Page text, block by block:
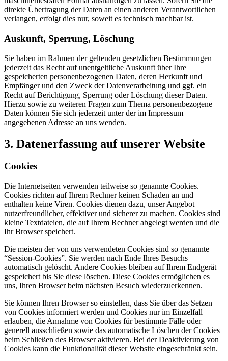
direkte Übertragung der Daten an einen anderen Verantwortlichen
verlangen, erfolgt dies nur, soweit es technisch machbar ist.
Auskunft, Sperrung, Löschung
Sie haben im Rahmen der geltenden gesetzlichen Bestimmungen
jederzeit das Recht auf unentgeltliche Auskunft über Ihre
gespeicherten personenbezogenen Daten, deren Herkunft und
Empfänger und den Zweck der Datenverarbeitung und ggf. ein
Recht auf Berichtigung, Sperrung oder Löschung dieser Daten.
Hierzu sowie zu weiteren Fragen zum Thema personenbezogene
Daten können Sie sich jederzeit unter der im Impressum
angegebenen Adresse an uns wenden.
3. Datenerfassung auf unserer Website
Cookies
Die Internetseiten verwenden teilweise so genannte Cookies.
Cookies richten auf Ihrem Rechner keinen Schaden an und
enthalten keine Viren. Cookies dienen dazu, unser Angebot
nutzerfreundlicher, effektiver und sicherer zu machen. Cookies sind
kleine Textdateien, die auf Ihrem Rechner abgelegt werden und die
Ihr Browser speichert.
Die meisten der von uns verwendeten Cookies sind so genannte
“Session-Cookies”. Sie werden nach Ende Ihres Besuchs
automatisch gelöscht. Andere Cookies bleiben auf Ihrem Endgerät
gespeichert bis Sie diese löschen. Diese Cookies ermöglichen es
uns, Ihren Browser beim nächsten Besuch wiederzuerkennen.
Sie können Ihren Browser so einstellen, dass Sie über das Setzen
von Cookies informiert werden und Cookies nur im Einzelfall
erlauben, die Annahme von Cookies für bestimmte Fälle oder
generell ausschließen sowie das automatische Löschen der Cookies
beim Schließen des Browser aktivieren. Bei der Deaktivierung von
Cookies kann die Funktionalität dieser Website eingeschränkt sein.